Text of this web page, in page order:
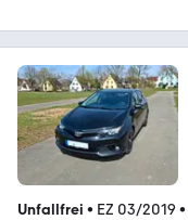
Unfallfrei • EZ 03/2019 •